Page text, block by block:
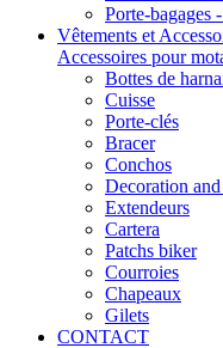
Porte-bagages
Vêtements et
Accessoires pour
Bottes de
Cuisse
Porte-clés
Bracer
Conchos
Decoration
Extendeurs
Cartera
Patchs biker
Courroies
Chapeaux
Gilets
CONTACT